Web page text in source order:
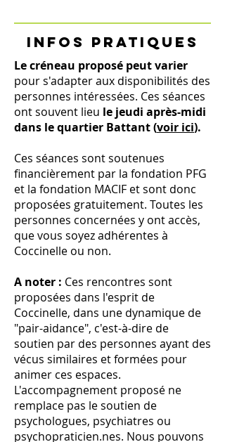
INFOS PRATIQUES
​Le créneau proposé peut varier
pour s'adapter aux disponibilités des
personnes intéressées. Ces séances
ont souvent lieu le jeudi après-midi
dans le quartier Battant (voir ici).
Ces séances sontsoutenues
financièrement par la fondation PFG
et la fondation MACIF et sont donc
proposées gratuitement. Toutes les
personnes concernées y ont accès,
que vous soyez adhérentes à
Coccinelle ou non.
A noter : Ces rencontres sont
proposées dans l'esprit de
Coccinelle, dans une dynamique de
"pair-aidance", c'est-à-dire de
soutien par des personnes ayant des
vécus similaires et formées pour
animer ces espaces.
L'accompagnement proposé ne
remplace pas le soutien de
psychologues, psychiatres ou
psychopraticien.nes. Nous pouvons